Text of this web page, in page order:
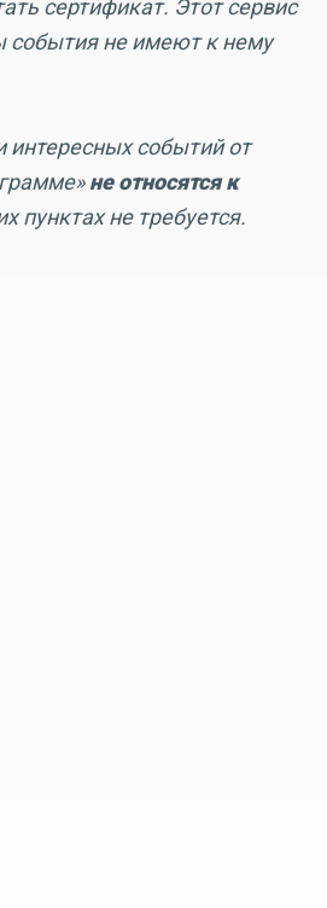
сертификат. Этот сервис
события не имеют к нему
событий от
не относятся к
пунктах не требуется.